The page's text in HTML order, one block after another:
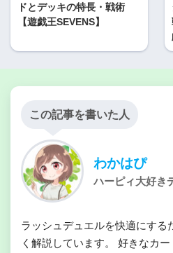
ドとデッキの特長・戦術
【遊戯王SEVENS】
この記事を書いた人
わかはぴ
ハーピィ大好き
ラッシュデュエルを快適にする
く解説しています。 好きなカ